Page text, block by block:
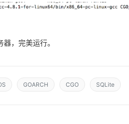
，完美运行。
GOARCH CGO SQLite